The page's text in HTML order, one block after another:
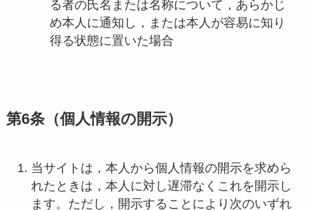
る者の氏名または名称について，あらかじ
め本人に通知し，または本人が容易に知り
得る状態に置いた場合
第6条（個人情報の開示）
当サイトは，本人から個人情報の開示を求めら
れたときは，本人に対し遅滞なくこれを開示し
ます。ただし，開示することにより次のいずれ